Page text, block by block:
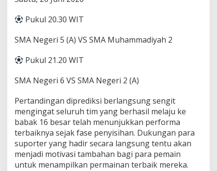
n
k
o
l
a
e
l
a
j
Pukul 20.30 WIT
SMA Negeri 5 (A) VS SMA Muhammadiyah 2
Pukul 21.20 WIT
SMA Negeri 6 VS SMA Negeri 2 (A)
Pertandingan diprediksi berlangsung sengit
mengingat seluruh tim yang berhasil melaju ke
babak 16 besar telah menunjukkan performa
terbaiknya sejak fase penyisihan. Dukungan para
suporter yang hadir secara langsung tentu akan
menjadi motivasi tambahan bagi para pemain
untuk menampilkan permainan terbaik mereka.